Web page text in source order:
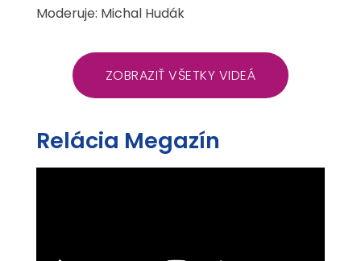
Moderuje: Michal Hudák
ZOBRAZIŤ VŠETKY VIDEÁ
Relácia Megazín